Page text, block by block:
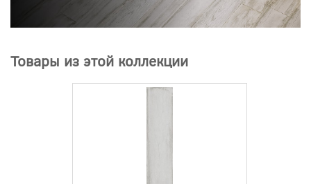
Товары из этой коллекции